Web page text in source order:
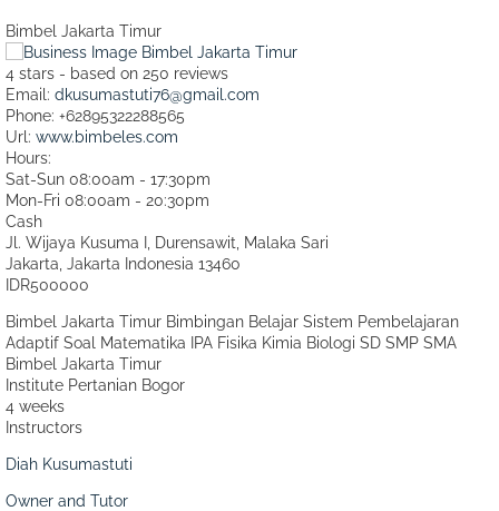
Bimbel Jakarta Timur
4 stars - based on 250 reviews
Email: dkusumastuti76@gmail.com
Phone: +62895322288565
Url: www.bimbeles.com
Hours:
Sat-Sun 08:00am - 17:30pm
Mon-Fri 08:00am - 20:30pm
Cash
Jl. Wijaya Kusuma I, Durensawit, Malaka Sari
Jakarta Jakarta Indonesia 13460
IDR500000
Bimbel Jakarta Timur Bimbingan Belajar Sistem Pembelajaran
Adaptif Soal Matematika IPA Fisika Kimia Biologi SD SMP SMA
Bimbel Jakarta Timur
Institute Pertanian Bogor
4 weeks
Instructors
Diah Kusumastuti
Owner and Tutor